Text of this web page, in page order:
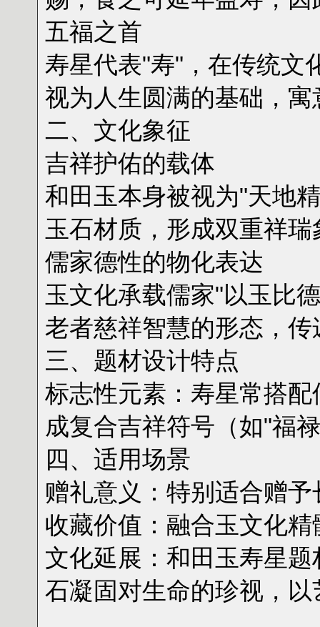
‌五福之首‌
寿星代表"寿"，在传统文
视为人生圆满的基础，
二、文化象征
‌吉祥护佑的载体‌
和田玉本身被视为"天地
玉石材质，形成双重祥
‌儒家德性的物化表达‌
玉文化承载儒家"以玉比
老者慈祥智慧的形态，
三、题材设计特点
标志性元素‌：寿星常搭
成复合吉祥符号（如"福
四、适用场景
赠礼意义‌：特别适合赠
收藏价值‌：融合玉文化
文化延展‌：和田玉寿星
石凝固对生命的珍视，